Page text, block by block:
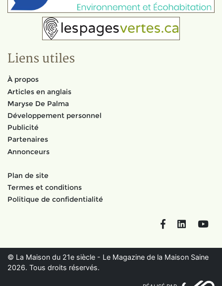
Liens utiles
À propos
Articles en anglais
Maryse De Palma
Développement personnel
Publicité
Partenaires
Annonceurs
Plan de site
Termes et conditions
Politique de confidentialité
FacebookLinkedIn
© La Maison du 21e siècle - Le Magazine de la Maison Saine
2026. Tous droits réservés.